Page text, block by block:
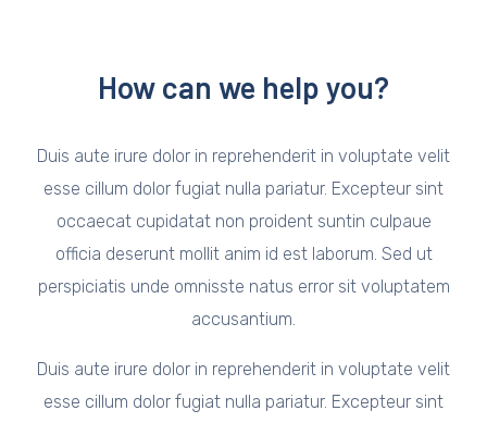
How can we help you?
Duis aute irure dolor in reprehenderit in voluptate velit
esse cillum dolor fugiat nulla pariatur. Excepteur sint
occaecat cupidatat non proident suntin culpaue
officia deserunt mollit anim id est laborum. Sed ut
perspiciatis unde omnisste natus error sit voluptatem
accusantium.
Duis aute irure dolor in reprehenderit in voluptate velit
esse cillum dolor fugiat nulla pariatur. Excepteur sint